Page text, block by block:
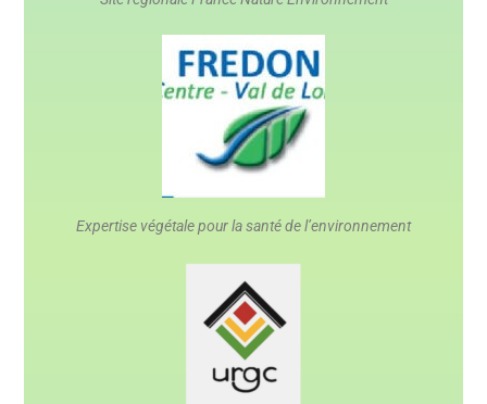
Expertise végétale pour la santé de l’environnement